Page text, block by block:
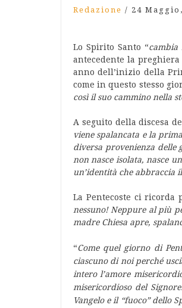
Redazione / 24
Lo Spirito Santo “cambia
antecedente la
anno dell’inizio della
come in questo stesso
così il suo cammino nella
A seguito della discesa
viene spalancata e la
diversa provenienza delle
non nasce isolata, nasce
un’identità che abbraccia
La Pentecoste ci ricorda
nessuno! Neppure al più
madre Chiesa apre,
“Come quel giorno di
ciascuno di noi perché
intero l’amore
misericordioso del
Vangelo e il “fuoco” dello